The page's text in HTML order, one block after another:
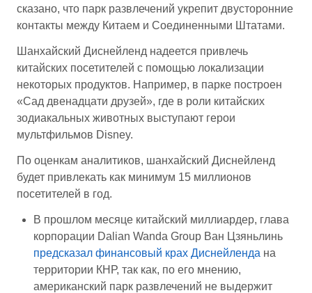
сказано, что парк развлечений укрепит двусторонние
контакты между Китаем и Соединенными Штатами.
Шанхайский Диснейленд надеется привлечь
китайских посетителей с помощью локализации
некоторых продуктов. Например, в парке построен
«Сад двенадцати друзей», где в роли китайских
зодиакальных животных выступают герои
мультфильмов Disney.
По оценкам аналитиков, шанхайский Диснейленд
будет привлекать как минимум 15 миллионов
посетителей в год.
В прошлом месяце китайский миллиардер, глава
корпорации Dalian Wanda Group Ван Цзяньлинь
предсказал финансовый крах Диснейленда на
территории КНР, так как, по его мнению,
американский парк развлечений не выдержит